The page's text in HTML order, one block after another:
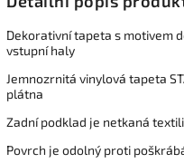
Dekorativní tapeta s motivem
vstupní haly
Jemnozrnitá vinylová tapeta
plátna
Zadní podklad je netkaná
Povrch je odolný proti